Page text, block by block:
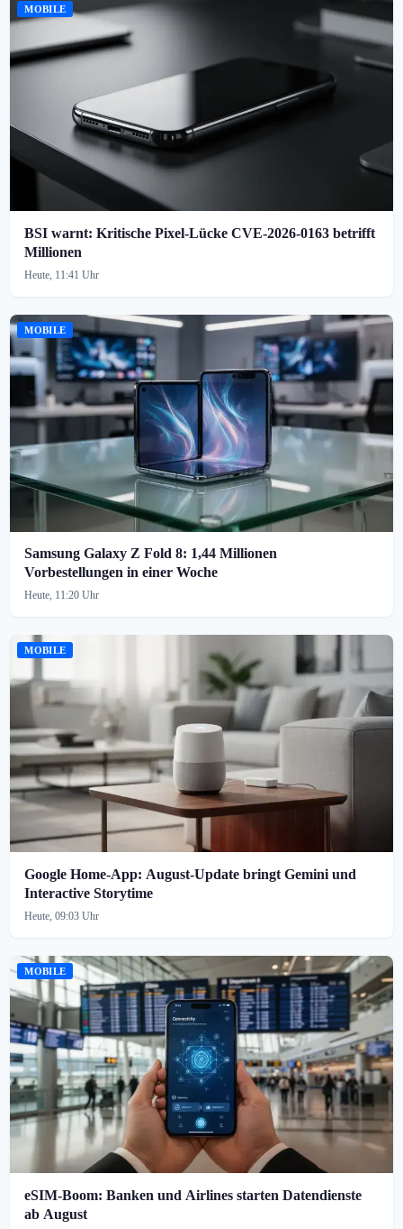
MOBILE
BSI warnt: Kritische Pixel-Lücke CVE-2026-0163 betrifft
Millionen
Heute, 11:41 Uhr
MOBILE
Samsung Galaxy Z Fold 8: 1,44 Millionen
Vorbestellungen in einer Woche
Heute, 11:20 Uhr
MOBILE
Google Home-App: August-Update bringt Gemini und
Interactive Storytime
Heute, 09:03 Uhr
MOBILE
eSIM-Boom: Banken und Airlines starten Datendienste
ab August